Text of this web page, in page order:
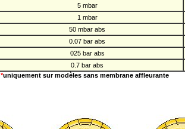
5 mbar
1 mbar
50 mbar abs
0.07 bar abs
025 bar abs
0.7 bar abs
*uniquement sur modèles sans membrane affleurante